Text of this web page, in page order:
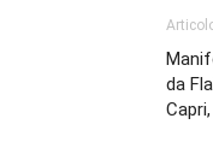
da